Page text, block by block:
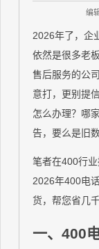
编
2026年了，企
依然是很多老
售后服务的公
意打，更别提
怎么办理？哪
告，要么是旧
笔者在400行
2026年400电
货，帮您省几
一、400